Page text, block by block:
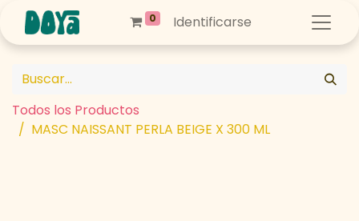
0 Identificarse
Todos los Productos
MASC NAISSANT PERLA BEIGE X 300 ML